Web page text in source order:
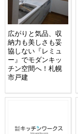
広がりと気品、収
納力も美しさも妥
協しない『レミュ
ー』でモダンキッ
チン空間へ！札幌
市戸建